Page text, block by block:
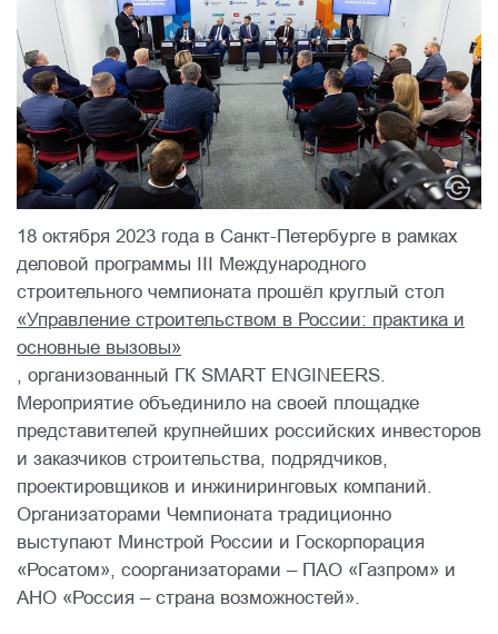
18 октября 2023 года в Санкт-Петербурге в рамках
деловой программы III Международного
строительного чемпионата прошёл круглый стол
«Управление строительством в России: практика и
основные вызовы»
, организованный ГК SMART ENGINEERS.
Мероприятие объединило на своей площадке
представителей крупнейших российских инвесторов
и заказчиков строительства, подрядчиков,
проектировщиков и инжиниринговых компаний.
Организаторами Чемпионата традиционно
выступают Минстрой России и Госкорпорация
«Росатом», соорганизаторами – ПАО «Газпром» и
АНО «Россия – страна возможностей».